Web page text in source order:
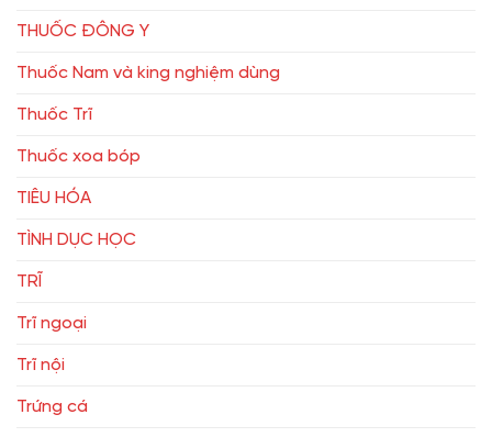
THUỐC ĐÔNG Y
Thuốc Nam và king nghiệm dùng
Thuốc Trĩ
Thuốc xoa bóp
TIÊU HÓA
TÌNH DỤC HỌC
TRĨ
Trĩ ngoại
Trĩ nội
Trứng cá